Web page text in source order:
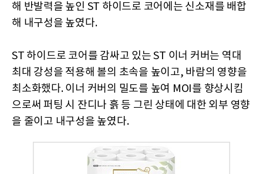
해 반발력을 높인 ST 하이드로 코어에는 신소재를 배합
해 내구성을 높였다.
ST 하이드로 코어를 감싸고 있는 ST 이너 커버는 역대
최대 강성을 적용해 볼의 초속을 높이고, 바람의 영향을
최소화했다. 이너 커버의 밀도를 높여 MOI를 향상시킴
으로써 퍼팅 시 잔디나 흙 등 그린 상태에 대한 외부 영향
을 줄이고 내구성을 높였다.